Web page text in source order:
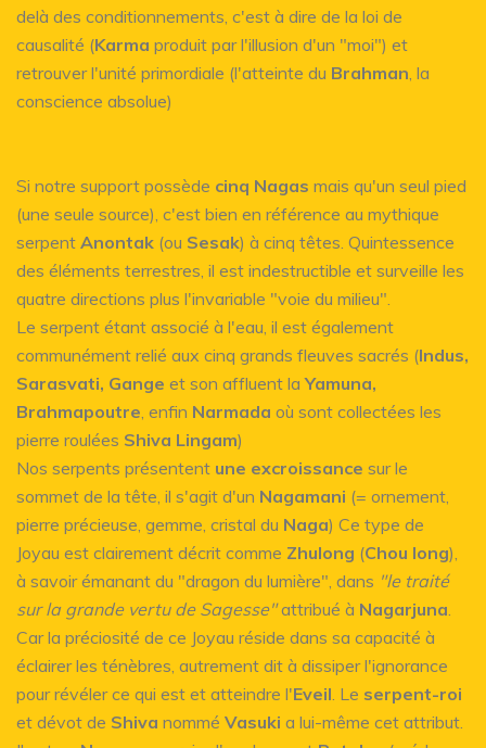
delà des conditionnements, c'est à dire de la loi de
causalité (Karma produit par l'illusion d'un "moi") et
retrouver l'unité primordiale (l'atteinte du Brahman , la
conscience absolue)
Si notre support possède cinq Nagas mais qu'un seul pied
(une seule source), c'est bien en référence au mythique
serpent Anontak (ou Sesak) à cinq têtes. Quintessence
des éléments terrestres, il est indestructible et surveille les
quatre directions plus l'invariable "voie du milieu".
Le serpent étant associé à l'eau, il est également
communément relié aux cinq grands fleuves sacrés (Indus,
Sarasvati, Gange et son affluent laYamuna,
Brahmapoutre , enfin Narmada où sont collectées les
pierre roulées Shiva Lingam)
Nos serpents présentent une excroissance sur le
sommet de la tête, il s'agit d'un Nagamani (= ornement,
pierre précieuse, gemme, cristal du Naga) Ce type de
Joyau est clairement décrit comme Zhulong (Chou long),
à savoir émanant du "dragon du lumière", dans "le traité
sur la grande vertu de Sagesse"attribué à Nagarjuna
Car la préciosité de ce Joyau réside dans sa capacité à
éclairer les ténèbres, autrement dit à dissiper l'ignorance
pour révéler ce qui est et atteindre l'Eveil . Le serpent-roi
et dévot de Shiva nommé Vasuki a lui-même cet attribut.